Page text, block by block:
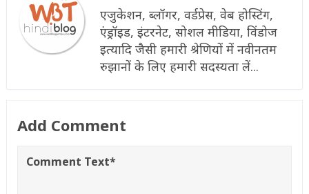
एजुकेशन, ब्लॉगर, वर्डप्रेस, वेब होस्टिंग,
एंड्रॉइड, इंटरनेट, सोशल मीडिया, विंडोज
इत्यादि जैसी हमारी श्रेणियों में नवीनतम
रुझानों के लिए हमारी सदस्यता लें...
Add Comment